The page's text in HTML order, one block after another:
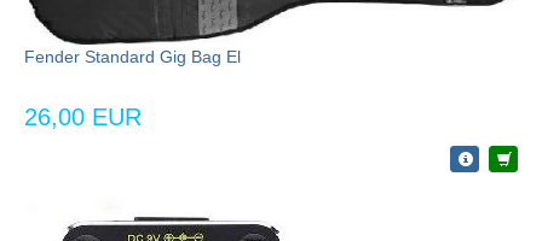
Fender Standard Gig Bag El
26,00 EUR